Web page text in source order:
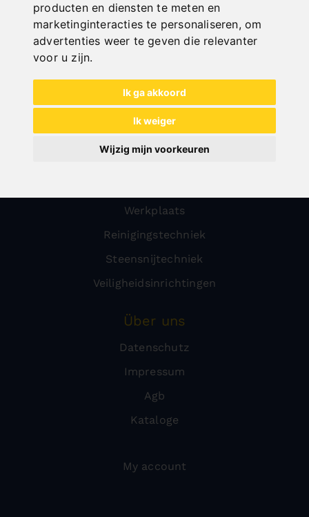
producten en diensten te meten en
marketinginteracties te personaliseren,om
advertenties weer te geven die relevanter
voor u zijn.
Ik ga akkoord
Ik weiger
Wijzig mijn voorkeuren
All categories
Hout
Transport
Plaatbewerking
Sale
Werkplaats
Reinigingstechniek
Steensnijtechniek
Veiligheidsinrichtingen
Über uns
Datenschutz
Impressum
Agb
Kataloge
My account